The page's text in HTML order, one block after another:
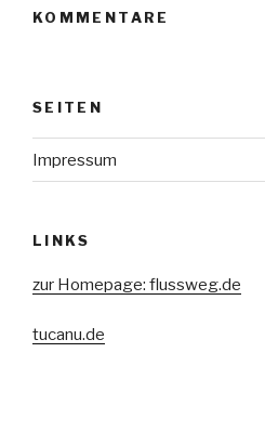
KOMMENTARE
SEITEN
Impressum
LINKS
zur Homepage: flussweg.de
tucanu.de